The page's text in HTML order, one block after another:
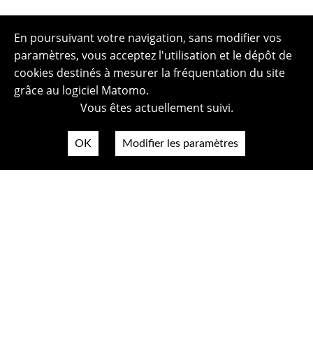
En poursuivant votre navigation, sans modifier vos
paramètres, vous acceptez l'utilisation et le dépôt de
cookies destinés à mesurer la fréquentation du site
grâce au logiciel Matomo.
Vous êtes actuellement suivi.
OK Modifier les paramètres